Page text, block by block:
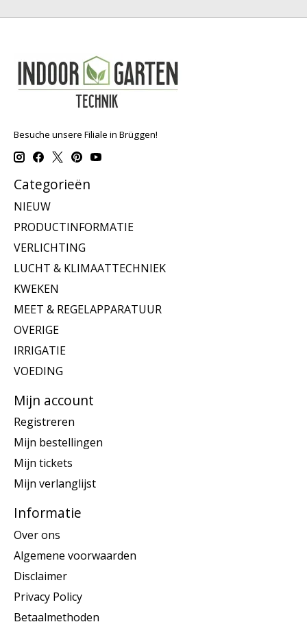
Besuche unsere Filiale in Brüggen!
Categorieën
NIEUW
PRODUCTINFORMATIE
VERLICHTING
LUCHT & KLIMAATTECHNIEK
KWEKEN
MEET & REGELAPPARATUUR
OVERIGE
IRRIGATIE
VOEDING
Mijn account
Registreren
Mijn bestellingen
Mijn tickets
Mijn verlanglijst
Informatie
Over ons
Algemene voorwaarden
Disclaimer
Privacy Policy
Betaalmethoden